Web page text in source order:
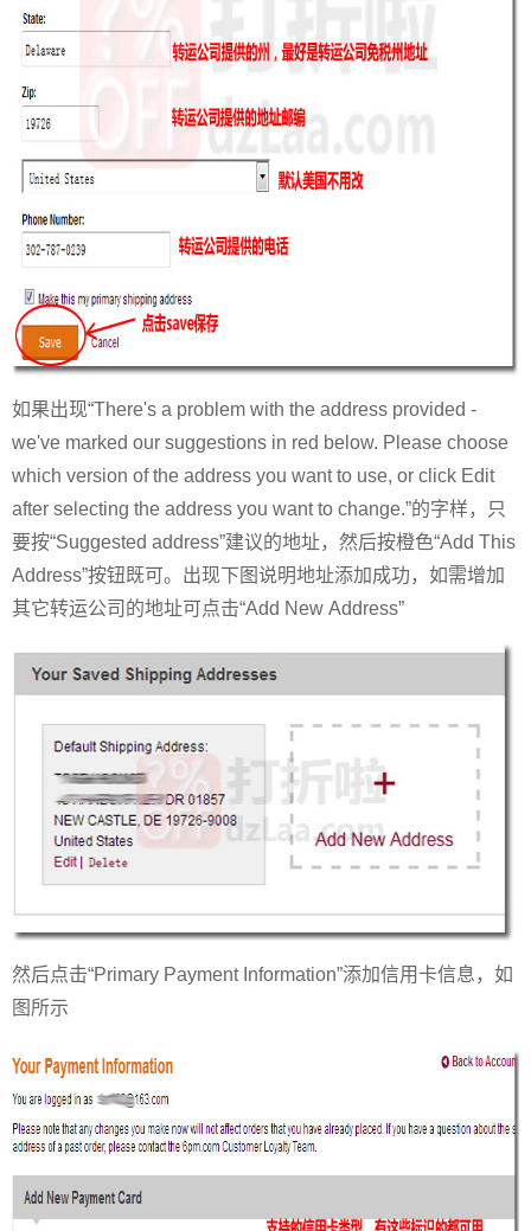
如果出现“There's a problem with the address provided -
we've marked our suggestions in red below. Please choose
which version of the address you want to use, or click Edit
after selecting the address you want to change.”的字样，只
要按“Suggested address”建议的地址，然后按橙色“Add This
Address”按钮既可。出现下图说明地址添加成功，如需增加
其它转运公司的地址可点击“Add New Address”
然后点击“Primary Payment Information”添加信用卡信息，如
图所示